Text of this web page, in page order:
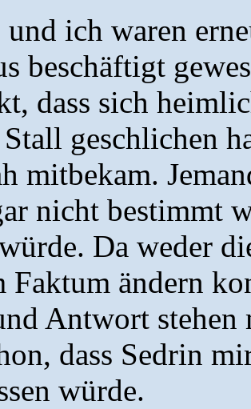
und ich waren
beschäftigt
dass sich
geschlichen
mitbekam.
nicht bestimmt
Da weder
Faktum ändern
Antwort
dass Sedrin
würde.